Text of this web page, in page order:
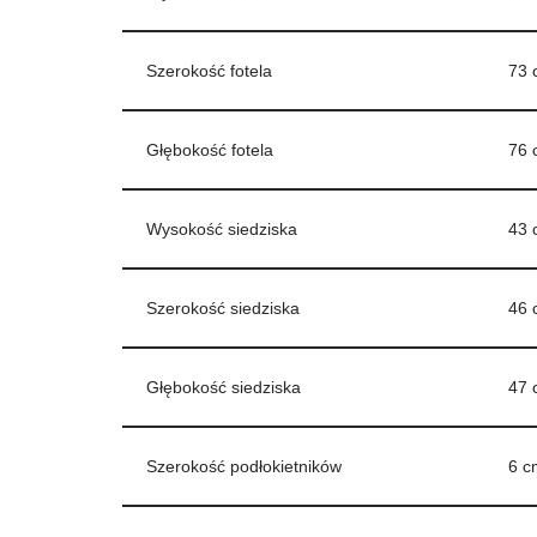
Szerokość fotela 73
Głębokość fotela 76
Wysokość siedziska 43
Szerokość siedziska 46
Głębokość siedziska 47
Szerokość podłokietników 6